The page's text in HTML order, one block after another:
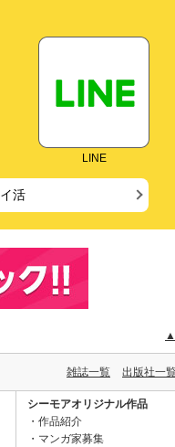
LINE
活
▲
雑誌一覧 出版社一
シーモアオリジナル作品
作品紹介
マンガ家募集